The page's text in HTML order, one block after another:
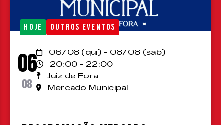
HOJE OUTROS EVENTOS
06
08
06/08 (qui) - 08/08 (sáb)
20:00 - 22:00
Juiz de Fora
Mercado Municipal